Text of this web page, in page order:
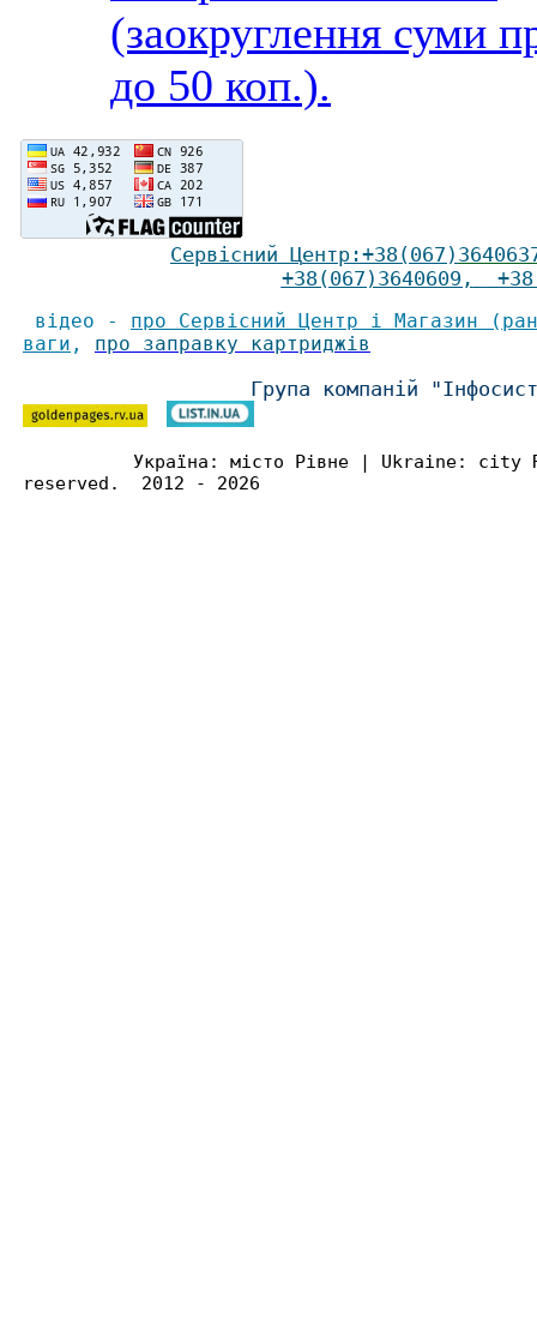
(заокруглення суми
до 50 коп.).
Сервісний Центр :+38(067)
+38(067)3640609 ,
відео - про Сервісний Центр і Магазин
ваги , про заправку картриджів
Група компаній
Україна: місто Рівне | Ukraine:
reserved. 2012 - 2026